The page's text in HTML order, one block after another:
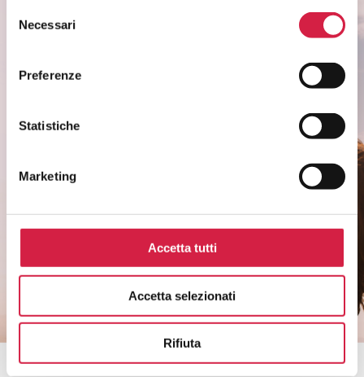
delNecessari
Preferenze
Statistiche
Marketing
Accetta tutti
Accetta selezionati
Rifiuta
Rimani informato sui temi di salute di
Non perderti i riconoscimenti agli ospedali e